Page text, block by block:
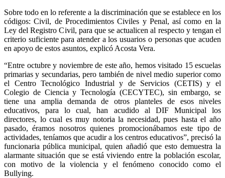
Sobre todo en lo referente a la discriminación que se establece en los
códigos: Civil, de Procedimientos Civiles y Penal, así como en la
Ley del Registro Civil, para que se actualicen al respecto y tengan el
criterio suficiente para atender a los usuarios o personas que acuden
en apoyo de estos asuntos, explicó Acosta Vera.
“Entre octubre y noviembre de este año, hemos visitado 15 escuelas
primarias y secundarias, pero también de nivel medio superior como
el Centro Tecnológico Industrial y de Servicios (CETIS) y el
Colegio de Ciencia y Tecnología (CECYTEC), sin embargo, se
tiene una amplia demanda de otros planteles de esos niveles
educativos, para lo cual, han acudido al DIF Municipal los
directores, lo cual es muy notoria la necesidad, pues hasta el año
pasado, éramos nosotros quienes promocionábamos este tipo de
actividades, teníamos que acudir a los centros educativos”, precisó la
funcionaria pública municipal, quien añadió que esto demuestra la
alarmante situación que se está viviendo entre la población escolar,
con motivo de la violencia y el fenómeno conocido como el
Bullying.